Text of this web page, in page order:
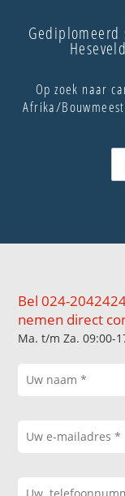
Gediplomeerd
Op zoek naar
Afrika/
Bel 024-
nemen direct
Ma. t/m Za. 09:00-